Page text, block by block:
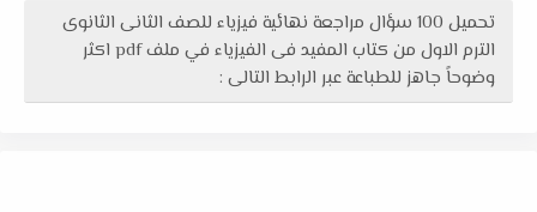
تحميل 100 سؤال مراجعة نهائية فيزياء للصف الثانى الثانوى
الترم الاول من كتاب المفيد فى الفيزياء في ملف pdf اكثر
وضوحاً جاهز للطباعة عبر الرابط التالى :